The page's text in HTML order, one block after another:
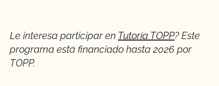
Le interesa participar en Tutoría TOPP? Este
programa está financiado hasta 2026 por
TOPP.